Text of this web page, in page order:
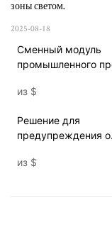
зоны светом.
2025-08-18
Сменный модуль
промышленного
производительности
из $
Решение для
предупреждения о
месте Проектор для
знаков
из $